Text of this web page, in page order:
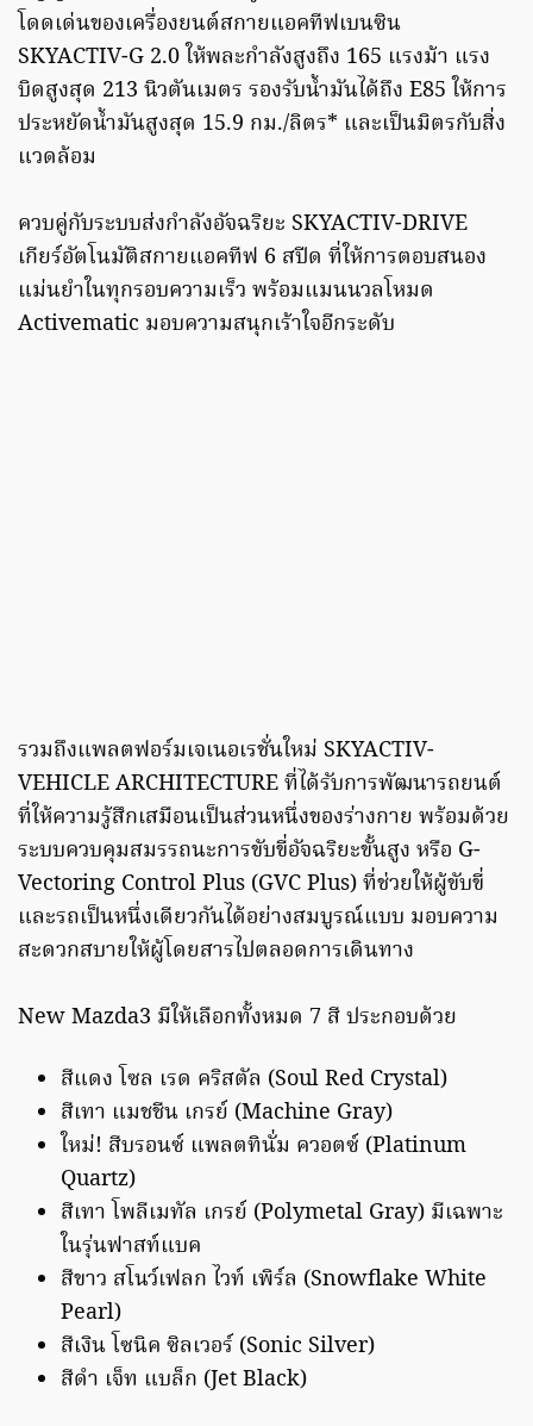
โดดเด่นของเครื่องยนต์สกายแอคทีฟเบนซิน
SKYACTIV-G 2.0 ให้พละกำลังสูงถึง 165 แรงม้า แรง
บิดสูงสุด 213 นิวตันเมตร รองรับน้ำมันได้ถึง E85 ให้การ
ประหยัดน้ำมันสูงสุด 15.9 กม./ลิตร* และเป็นมิตรกับสิ่ง
แวดล้อม
ควบคู่กับระบบส่งกำลังอัจฉริยะ SKYACTIV-DRIVE
เกียร์อัตโนมัติสกายแอคทีฟ 6 สปีด ที่ให้การตอบสนอง
แม่นยำในทุกรอบความเร็ว พร้อมแมนนวลโหมด
Activematic มอบความสนุกเร้าใจอีกระดับ
รวมถึงแพลตฟอร์มเจเนอเรชั่นใหม่ SKYACTIV-
VEHICLE ARCHITECTURE ที่ได้รับการพัฒนารถยนต์
ที่ให้ความรู้สึกเสมือนเป็นส่วนหนึ่งของร่างกาย พร้อมด้วย
ระบบควบคุมสมรรถนะการขับขี่อัจฉริยะขั้นสูง หรือ G-
Vectoring Control Plus (GVC Plus) ที่ช่วยให้ผู้ขับขี่
และรถเป็นหนึ่งเดียวกันได้อย่างสมบูรณ์แบบ มอบความ
สะดวกสบายให้ผู้โดยสารไปตลอดการเดินทาง
New Mazda3 มีให้เลือกทั้งหมด 7 สี ประกอบด้วย
สีแดง โซล เรด คริสตัล (Soul Red Crystal)
สีเทา แมชชีน เกรย์ (Machine Gray)
ใหม่! สีบรอนซ์ แพลตทินั่ม ควอตซ์ (Platinum
Quartz)
สีเทา โพลีเมทัล เกรย์ (Polymetal Gray) มีเฉพาะ
ในรุ่นฟาสท์แบค
สีขาว สโนว์เฟลก ไวท์ เพิร์ล (Snowflake White
Pearl)
สีเงิน โซนิค ซิลเวอร์ (Sonic Silver)
สีดำ เจ็ท แบล็ก (Jet Black)